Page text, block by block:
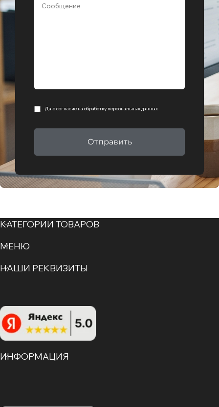
Даю согласие на обработку персональных данных
Отправить
КАТЕГОРИИ ТОВАРОВ
МЕНЮ
НАШИ РЕКВИЗИТЫ
ИНФОРМАЦИЯ